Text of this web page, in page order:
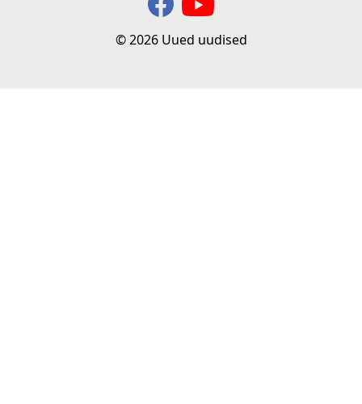
© 2026 Uued uudised